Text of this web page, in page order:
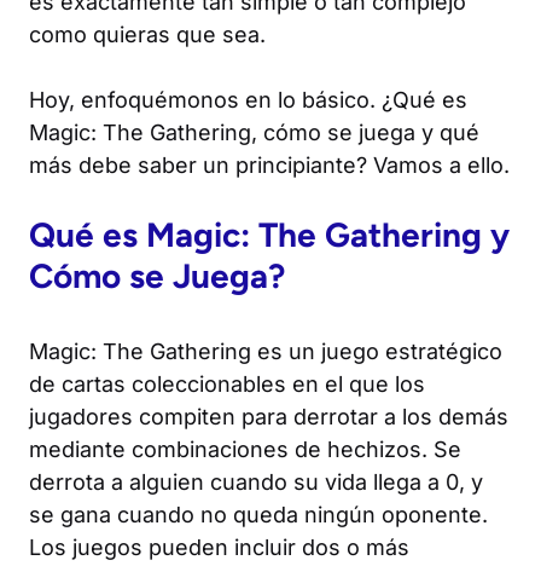
como quieras que sea.
Hoy, enfoquémonos en lo básico. ¿Qué es
Magic: The Gathering, cómo se juega y qué
más debe saber un principiante? Vamos a ello.
Qué es Magic: The Gathering y
Cómo se Juega?
Magic: The Gathering es un juego estratégico
de cartas coleccionables en el que los
jugadores compiten para derrotar a los demás
mediante combinaciones de hechizos. Se
derrota a alguien cuando su vida llega a 0, y
se gana cuando no queda ningún oponente.
Los juegos pueden incluir dos o más